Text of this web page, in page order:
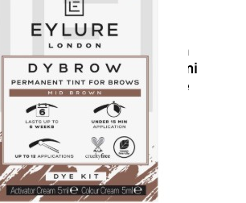
Novità
profumi
nature
Esaurito PROMO